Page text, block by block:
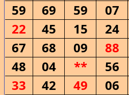
59
69 59 07
22
45 15 24
67
68 09 88
48
04 ** 56
33
42 49 06